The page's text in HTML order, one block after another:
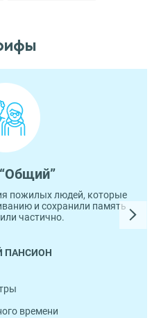
пожилых людей, которые
и сохранили память
частично.
ПАНСИОН
времени